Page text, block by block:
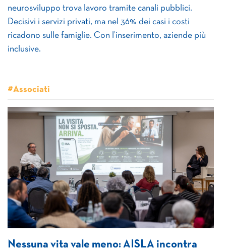
neurosviluppo trova lavoro tramite canali pubblici.
Decisivi i servizi privati, ma nel 36% dei casi i costi
ricadono sulle famiglie. Con l’inserimento, aziende più
inclusive.
#Associati
Nessuna vita vale meno: AISLA incontra